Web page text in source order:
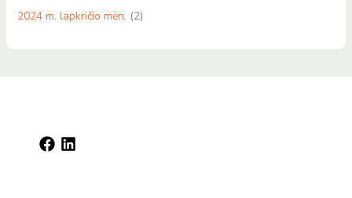
2024 m. lapkričio mėn. (2)